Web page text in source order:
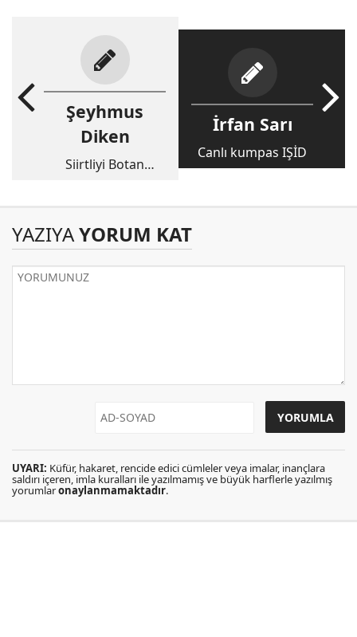
Şeyhmus
Diken
Siirtliyi Botan
İrfan Sarı
Canlı kumpas IŞİD
YAZIYAYORUM KAT
UYARI: Küfür, hakaret, rencide edici cümleler veya imalar, inançlara
saldırı içeren, imla kuralları ile yazılmamış ve büyük harflerle yazılmış
yorumlaronaylanmamaktadır.